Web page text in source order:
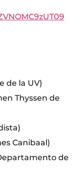
de la UV)
Thyssen de
Canibaal)
de